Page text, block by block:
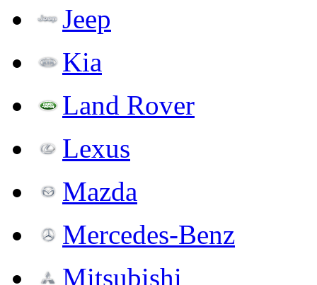
Jeep
Kia
Land Rover
Lexus
Mazda
Mercedes-Benz
Mitsubishi